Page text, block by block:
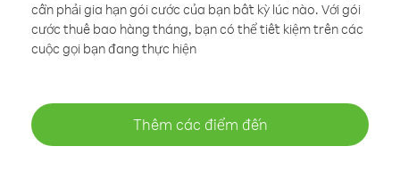
cần phải gia hạn gói cước của bạn bất kỳ lúc nào. Với gói
cước thuê bao hàng tháng, bạn có thể tiết kiệm trên các
cuộc gọi bạn đang thực hiện
Thêm các điểm đến